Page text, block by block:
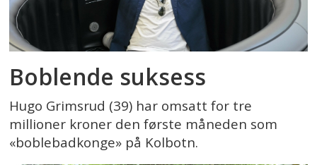
Boblende suksess
Hugo Grimsrud (39) har omsatt for tre
millioner kroner den første måneden som
«boblebadkonge» på Kolbotn.